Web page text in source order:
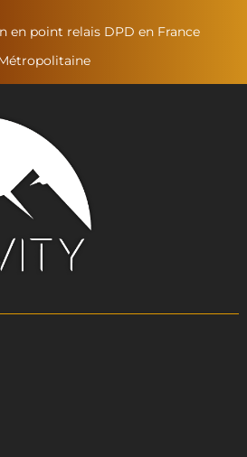
en point relais DPD en France